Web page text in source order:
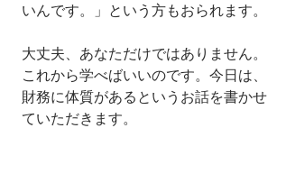
いんです。」という方もおられます。
大丈夫、あなただけではありません。
これから学べばいいのです。今日は、
財務に体質があるというお話を書かせ
ていただきます。